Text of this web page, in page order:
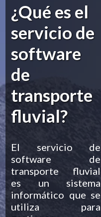
¿Qué es el
servicio de
software
de
transporte
fluvial?
El servicio de
software de
transporte fluvial
es un sistema
informático que se
utiliza para